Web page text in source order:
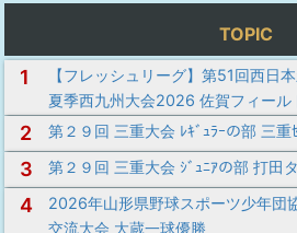
TOPIC
1
【フレッシュリーグ】第51回西日
夏季西九州大会2026 佐賀フィール
2 第２９回 三重大会 ﾚｷﾞｭﾗｰの部 三重
3 第２９回 三重大会 ｼﾞｭﾆｱの部 打田
4
2026年山形県野球スポーツ少年団
交流大会 大蔵一球優勝